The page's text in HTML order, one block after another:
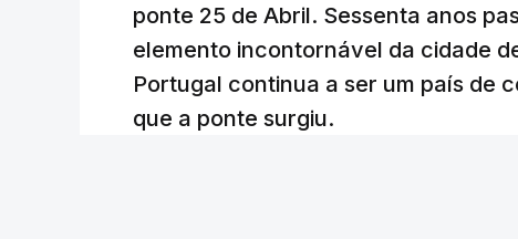
ponte 25 de Abril. Sessenta anos
elemento incontornável da cidade
Portugal continua a ser um país de
que a ponte surgiu.